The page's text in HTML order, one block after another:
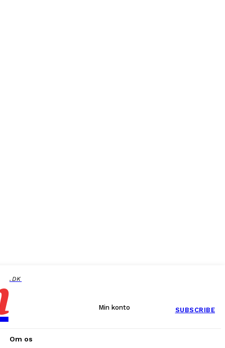
.DK
Min konto SUBSCRIBE
Om os